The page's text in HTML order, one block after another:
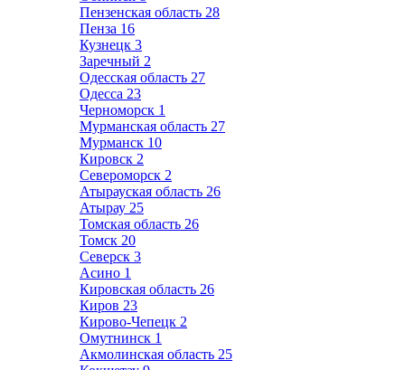
Пензенская область 28
Пенза 16
Кузнецк 3
Заречный 2
Одесская область 27
Одесса 23
Черноморск 1
Мурманская область 27
Мурманск 10
Кировск 2
Североморск 2
Атырауская область 26
Атырау 25
Томская область 26
Томск 20
Северск 3
Асино 1
Кировская область 26
Киров 23
Кирово-Чепецк 2
Омутнинск 1
Акмолинская область 25